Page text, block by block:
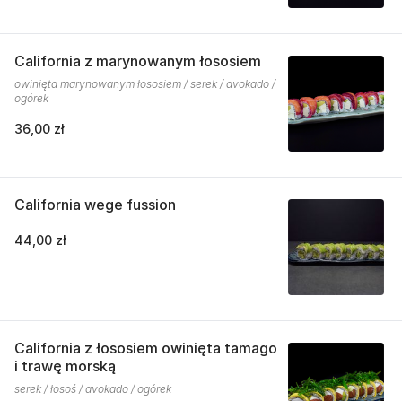
California z marynowanym łososiem
owinięta marynowanym łososiem / serek / avokado /
ogórek
36,00 zł
California wege fussion
44,00 zł
California z łososiem owinięta tamago
i trawę morską
serek / łosoś / avokado / ogórek